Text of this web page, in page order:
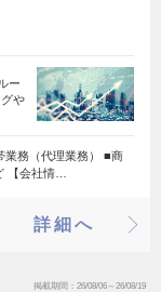
ー
や
業務（代理業務） ■商
【会社情…
詳細へ
掲載期間 26/08/06～26/08/19